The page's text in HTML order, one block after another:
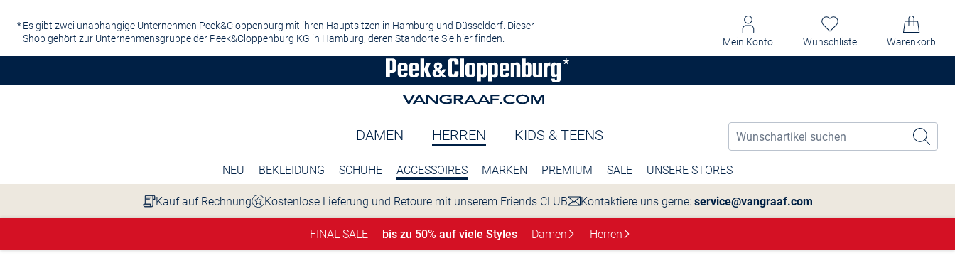
Es gibt zwei unabhängige Unternehmen Peek&Cloppenburg mit ihren Hauptsitzen in Hamburg und Düsseldorf. Dieser
Shop gehört zur Unternehmensgruppe der Peek&Cloppenburg KG in Hamburg, deren Standorte Sie hierfinden. Mein Konto Wunschliste Warenkorb
DAMEN HERREN KIDS & TEENS
NEU BEKLEIDUNG SCHUHE ACCESSOIRES MARKEN PREMIUM SALE UNSERE STORES
Kauf auf Rechnung Kostenlose Lieferung und Retoure mit unserem Friends CLUB Kontaktiere uns gerne: service@vangraaf.com
FINAL SALE bis zu 50% auf viele Styles Damen Herren